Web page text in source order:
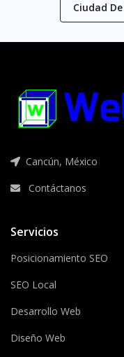
Ciudad
Cancún, México
Contáctanos
Servicios
Posicionamiento SEO
SEO Local
Desarrollo Web
Diseño Web